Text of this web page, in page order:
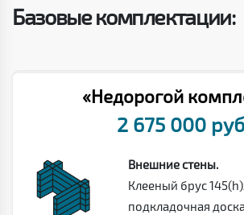
Базовые комплектации:
«Недорогой
2 675 000 руб
Внешние стены.
Клееный брус
подкладочная